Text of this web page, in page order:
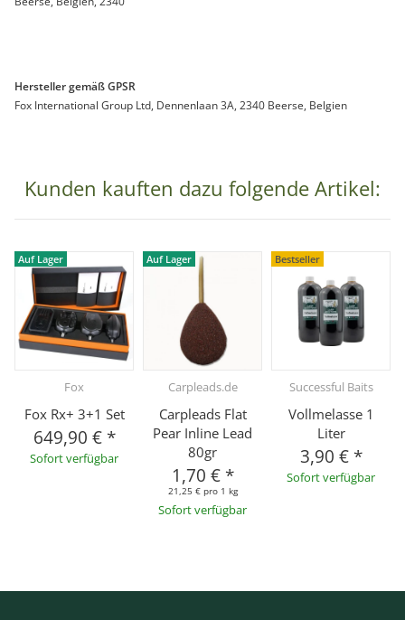
Hersteller gemäß GPSR
Fox International Group Ltd, Dennenlaan 3A, 2340 Beerse, Belgien
Kunden kauften dazu folgende Artikel:
Auf Lager
Fox
Fox Rx+ 3+1 Set
649,90 € *
Sofort verfügbar
Auf Lager
Carpleads.de
Carpleads Flat
Pear Inline Lead
80gr
1,70 € *
21,25 € pro 1 kg
Sofort verfügbar
Bestseller
Successful Baits
Vollmelasse 1
Liter
3,90 € *
Sofort verfügbar